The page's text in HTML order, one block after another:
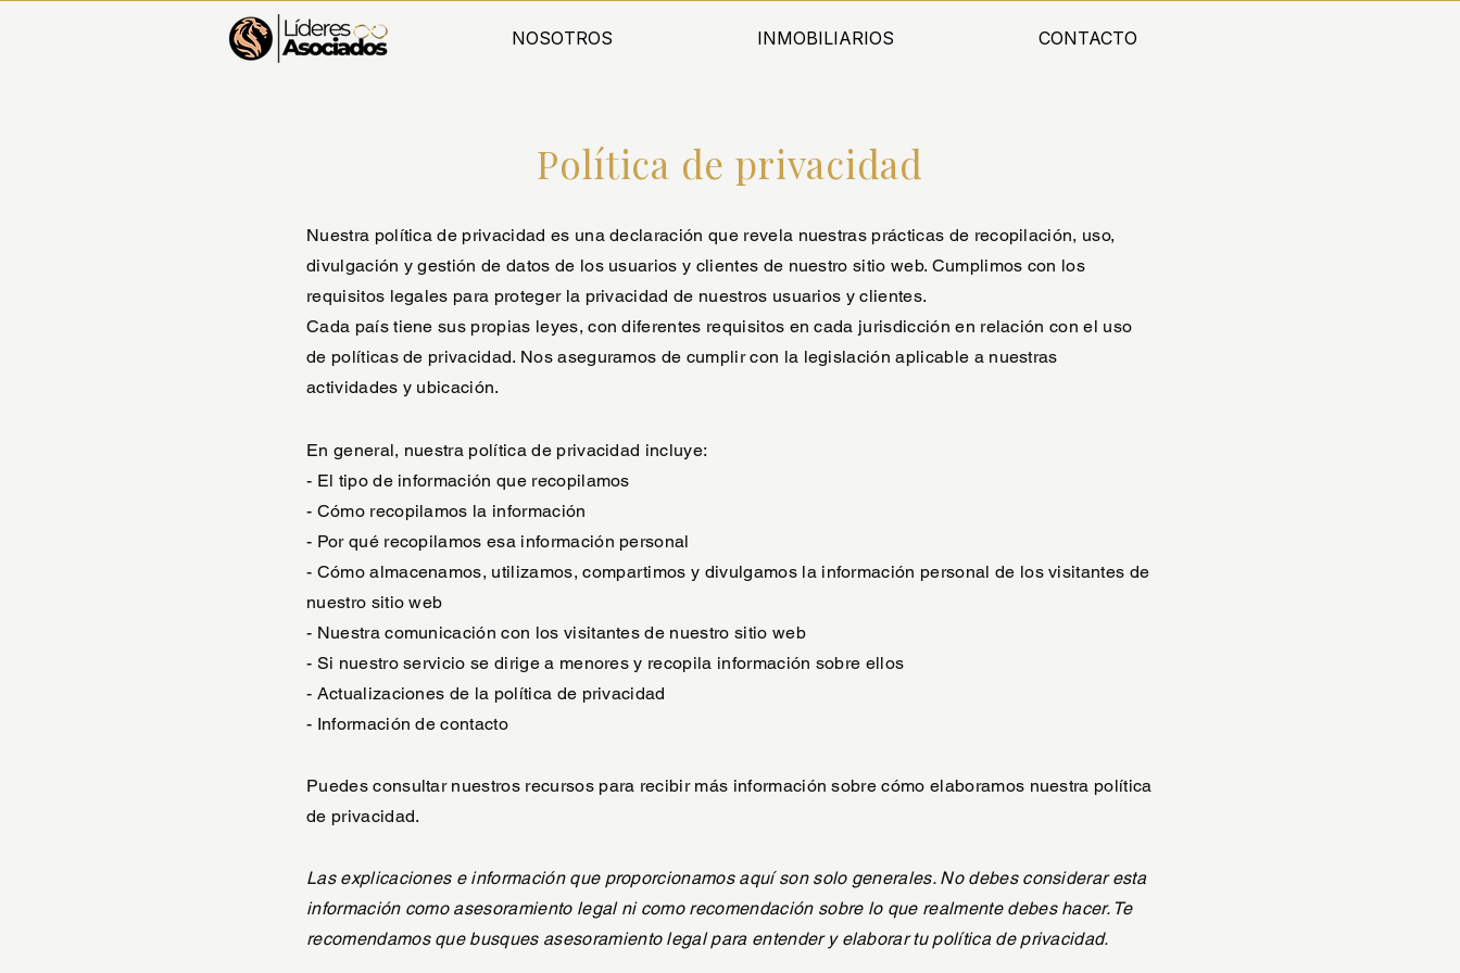
NOSOTROS INMOBILIARIOS CONTACTO
Política de privacidad
Nuestra política de privacidad es una declaración que revela nuestras prácticas de recopilación, uso,
divulgación y gestión de datos de los usuarios y clientes de nuestro sitio web. Cumplimos con los
requisitos legales para proteger la privacidad de nuestros usuarios y clientes.
Cada país tiene sus propias leyes, con diferentes requisitos en cada jurisdicción en relación con el uso
de políticas de privacidad. Nos aseguramos de cumplir con la legislación aplicable a nuestras
actividades y ubicación.
En general, nuestra política de privacidad incluye:
- El tipo de información que recopilamos
- Cómo recopilamos la información
- Por qué recopilamos esa información personal
- Cómo almacenamos, utilizamos, compartimos y divulgamos la información personal de los visitantes de
nuestro sitio web
- Nuestra comunicación con los visitantes de nuestro sitio web
- Si nuestro servicio se dirige a menores y recopila información sobre ellos
- Actualizaciones de la política de privacidad
- Información de contacto
Puedes consultar nuestros recursos para recibir más información sobre cómo elaboramos nuestra política
de privacidad.
Las explicaciones e información que proporcionamos aquí son solo generales. No debes considerar esta
información como asesoramiento legal ni como recomendación sobre lo que realmente debes hacer. Te
recomendamos que busques asesoramiento legal para entender y elaborar tu política de privacidad.